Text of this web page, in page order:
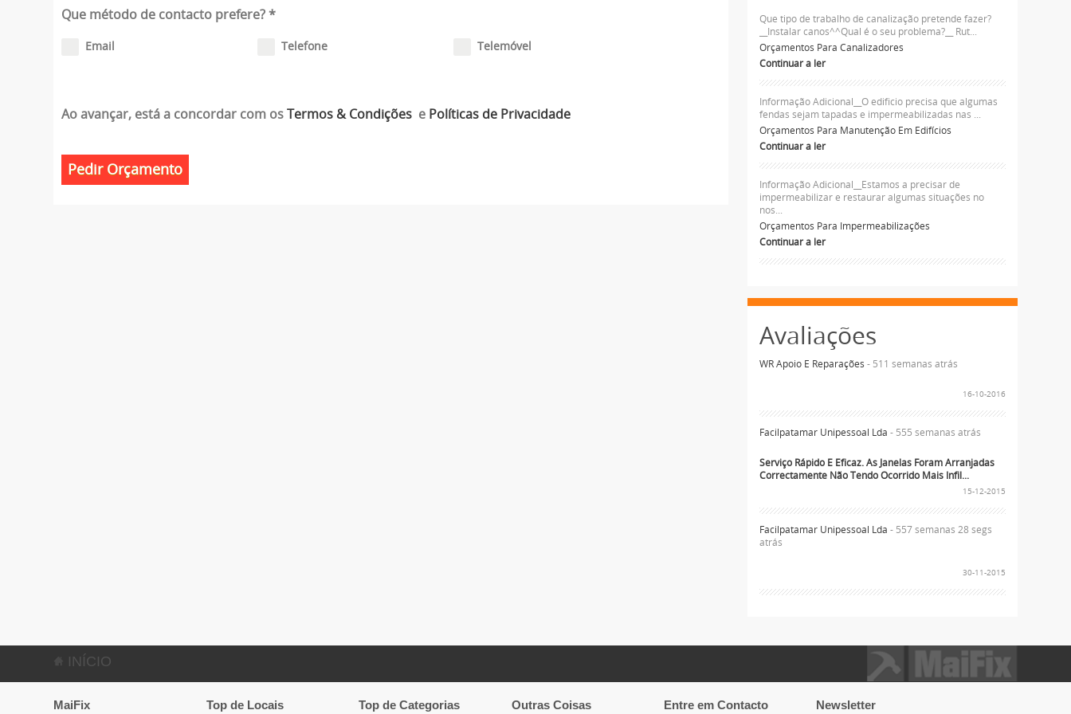
Que método de contacto prefere?*
Email Telefone Telemóvel
Ao avançar, está a concordar com osTermos & Condições e Políticas de Privacidade
Que tipo de trabalho de canalização pretende fazer?
__Instalar canos^^Qual é o seu problema?__ Rut...
Orçamentos Para Canalizadores
Continuar a ler
Informação Adicional__O edificio precisa que algumas
fendas sejam tapadas e impermeabilizadas nas ...
Orçamentos Para Manutenção Em Edifícios
Continuar a ler
Informação Adicional__Estamos a precisar de
impermeabilizar e restaurar algumas situações no
nos...
Orçamentos Para Impermeabilizações
Continuar a ler
Avaliações
WR Apoio E Reparações - 511 semanas atrás
16-10-2016
Facilpatamar Unipessoal Lda - 555 semanas atrás
Serviço Rápido E Eficaz. As Janelas Foram Arranjadas
Correctamente Não Tendo Ocorrido Mais Infil...
15-12-2015
Facilpatamar Unipessoal Lda - 557 semanas 28 segs
atrás
30-11-2015
INÍCIO
MaiFix Top de Locais Top de Categorias Outras Coisas Entre em Contacto Newsletter